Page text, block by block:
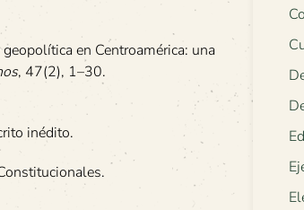
en Centroamérica: una
, 47(2), 1–30.
inédito.